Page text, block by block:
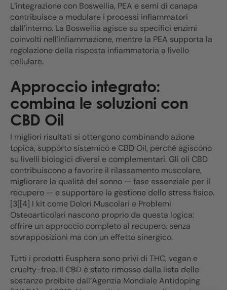
L’integrazione con Boswellia, PEA e semi di canapa
contribuisce a modulare i processi infiammatori
dall’interno. La Boswellia agisce su specifici enzimi
coinvolti nell’infiammazione, mentre la PEA supporta la
regolazione della risposta infiammatoria a livello
cellulare.
Approccio integrato:
combina le soluzioni con
CBD Oil
I migliori risultati si ottengono combinando azione
topica, supporto sistemico e CBD Oil, perché agiscono
su livelli biologici diversi e complementari. Gli oli CBD
contribuiscono a favorire il rilassamento muscolare,
migliorare la qualità del sonno — fase essenziale per il
recupero — e supportare la gestione dello stress fisico.
[3][4] I kit come Dolori Muscolari e Problemi
Osteoarticolari nascono proprio da questa logica:
offrire un approccio completo al recupero, senza
sovrapposizioni ma con un effetto sinergico.
Tutti i prodotti Eusphera sono privi di THC, vegan e
cruelty-free. Il CBD è stato rimosso dalla lista delle
sostanze proibite dall’Agenzia Mondiale Antidoping